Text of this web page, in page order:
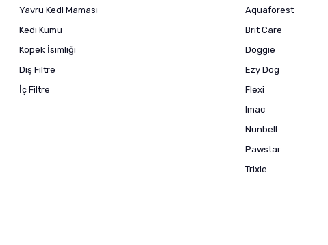
Yavru Kedi Maması
Kedi Kumu
Köpek İsimliği
Dış Filtre
İç Filtre
Aquaforest
Brit Care
Doggie
Ezy Dog
Flexi
Imac
Nunbell
Pawstar
Trixie